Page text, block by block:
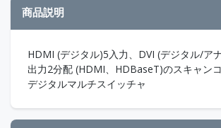
商品説明
HDMI (デジタル)5入力、DVI (デジタル/ア
出力2分配 (HDMI、HDBaseT)のスキャン
デジタルマルチスイッチャ